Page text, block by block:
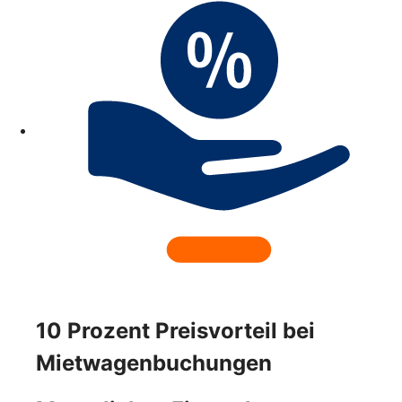
10 Prozent Preisvorteil bei
Mietwagenbuchungen